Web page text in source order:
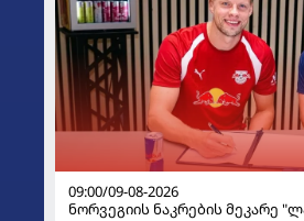
09:00/09-08-2026
ნორვეგიის ნაკრების მეკარე